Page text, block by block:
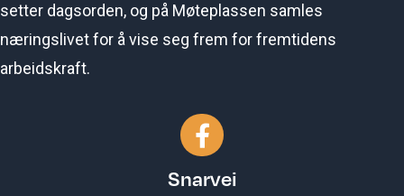
setter dagsorden, og på Møteplassen samles
næringslivet for å vise seg frem for fremtidens
arbeidskraft.
Gå til vår Facebook-side
Snarvei